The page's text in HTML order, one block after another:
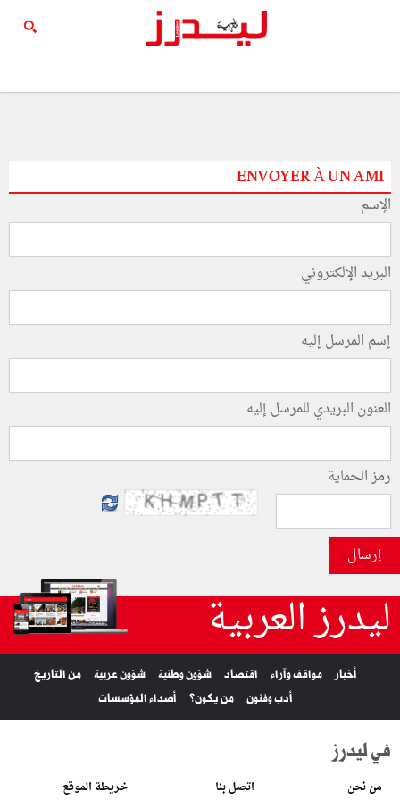
ENVOYER À UN AMI
الإسم
البريد الإلكتروني
إسم المرسل إليه
العنون البريدي للمرسل إليه
رمز الحماية
إرسال
ليدرز العربية
أخبار مواقف وآراء اقتصاد شؤون وطنية شؤون عربية
من التاريخ
أدب وفنون
من يكون؟ أصداء المؤسسات
في ليدرز
من نحن اتصل بنا خريطة الموقع